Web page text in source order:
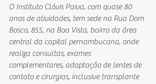
O Instituto Clóvis Paiva, com quase 80
anos de atividades, tem sede na Rua Dom
Bosco, 855, na Boa Vista, bairro da área
central da capital pernambucana, onde
realiza consultas, exames
complementares, adaptação de lentes de
contato e cirurgias, inclusive transplante